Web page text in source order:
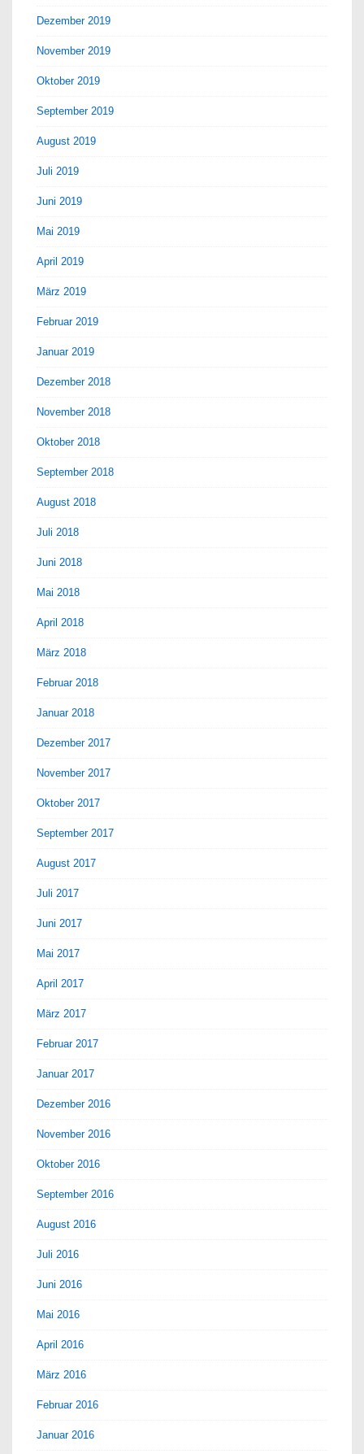
Dezember 2019
November 2019
Oktober 2019
September 2019
August 2019
Juli 2019
Juni 2019
Mai 2019
April 2019
März 2019
Februar 2019
Januar 2019
Dezember 2018
November 2018
Oktober 2018
September 2018
August 2018
Juli 2018
Juni 2018
Mai 2018
April 2018
März 2018
Februar 2018
Januar 2018
Dezember 2017
November 2017
Oktober 2017
September 2017
August 2017
Juli 2017
Juni 2017
Mai 2017
April 2017
März 2017
Februar 2017
Januar 2017
Dezember 2016
November 2016
Oktober 2016
September 2016
August 2016
Juli 2016
Juni 2016
Mai 2016
April 2016
März 2016
Februar 2016
Januar 2016